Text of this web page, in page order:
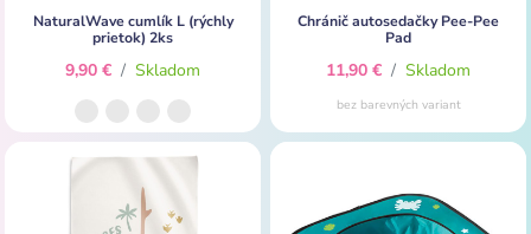
NaturalWave cumlík L (rýchly
prietok) 2ks
9,90 € / Skladom
Chránič autosedačky Pee-Pee
Pad
11,90 € / Skladom
bez barevných variant